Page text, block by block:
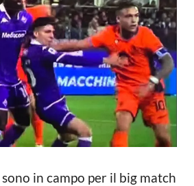
sono in campo per il big match